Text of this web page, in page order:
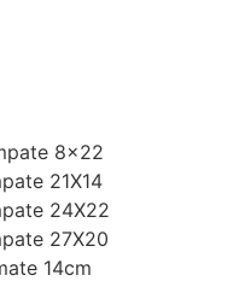
8×22
21X14
24X22
27X20
14cm